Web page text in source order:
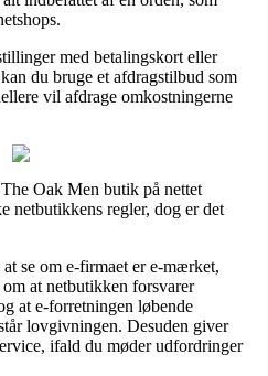
med betalingskort eller
du bruge et afdragstilbud som
vil afdrage omkostningerne
Oak Men butik på nettet
netbutikkens regler, dog er det
se om e-firmaet er e-mærket,
at netbutikken forsvarer
at e-forretningen løbende
lovgivningen. Desuden giver
ifald du møder udfordringer